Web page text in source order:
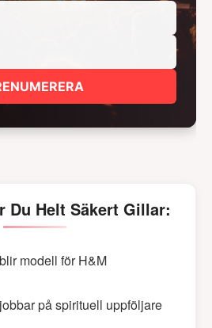
Du Helt Säkert Gillar:
modell för H&M
på spirituell uppföljare